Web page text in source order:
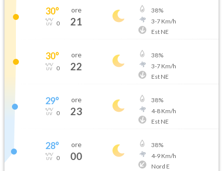
30°
0
ore
21
38%
3-7Km/h
Est NE
30°
0
ore
22
38%
3-7Km/h
Est NE
29°
0
ore
23
38%
4-8Km/h
Est NE
28°
0
ore
00
38%
4-9Km/h
Nord E